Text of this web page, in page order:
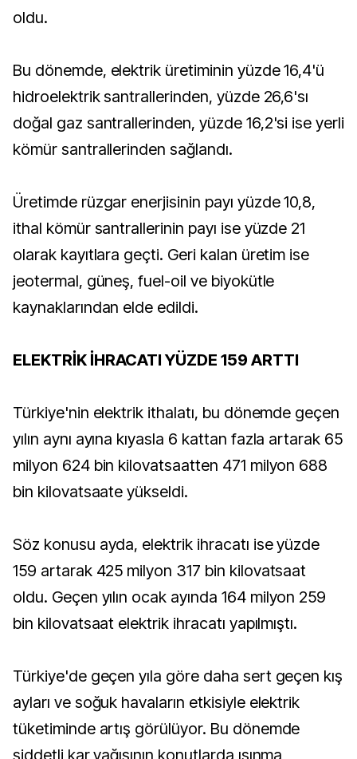
oldu.
Bu dönemde, elektrik üretiminin yüzde 16,4'ü
hidroelektrik santrallerinden, yüzde 26,6'sı
doğal gaz santrallerinden, yüzde 16,2'si ise yerli
kömür santrallerinden sağlandı.
Üretimde rüzgar enerjisinin payı yüzde 10,8,
ithal kömür santrallerinin payı ise yüzde 21
olarak kayıtlara geçti. Geri kalan üretim ise
jeotermal, güneş, fuel-oil ve biyokütle
kaynaklarından elde edildi.
ELEKTRİK İHRACATI YÜZDE 159 ARTTI
Türkiye'nin elektrik ithalatı, bu dönemde geçen
yılın aynı ayına kıyasla 6 kattan fazla artarak 65
milyon 624 bin kilovatsaatten 471 milyon 688
bin kilovatsaate yükseldi.
Söz konusu ayda, elektrik ihracatı ise yüzde
159 artarak 425 milyon 317 bin kilovatsaat
oldu. Geçen yılın ocak ayında 164 milyon 259
bin kilovatsaat elektrik ihracatı yapılmıştı.
Türkiye'de geçen yıla göre daha sert geçen kış
ayları ve soğuk havaların etkisiyle elektrik
tüketiminde artış görülüyor. Bu dönemde
şiddetli kar yağışının konutlarda ısınma